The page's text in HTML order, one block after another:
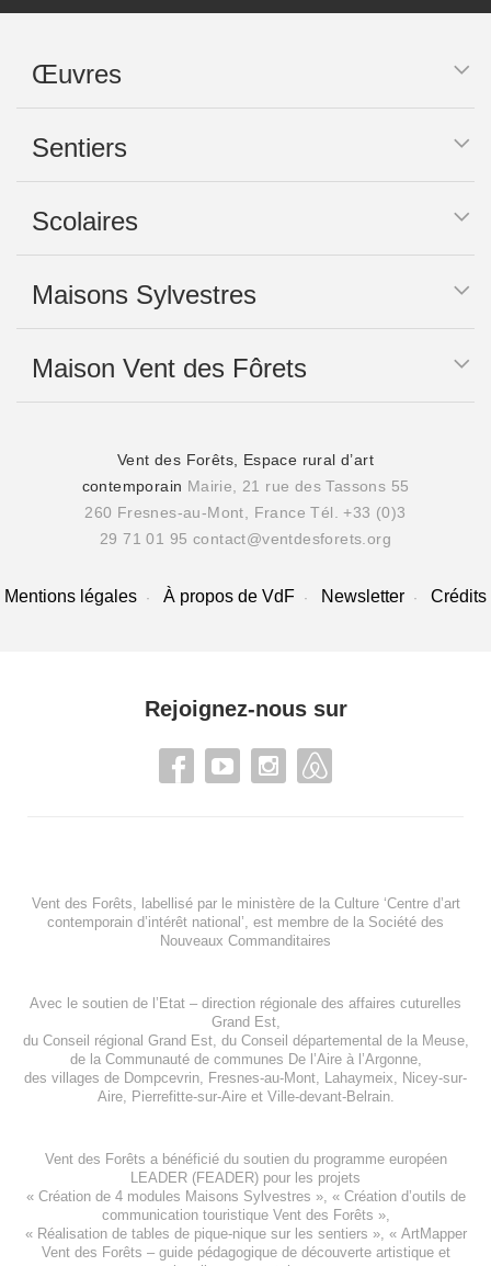
Œuvres
Sentiers
Scolaires
Maisons Sylvestres
Maison Vent des Fôrets
Vent des Forêts, Espace rural d’art
contemporain Mairie, 21 rue des Tassons 55
260 Fresnes-au-Mont, France Tél. +33 (0)3
29 71 01 95 contact@ventdesforets.org
Mentions légales À propos de VdF Newsletter Crédits
Rejoignez-nous sur
Vent des Forêts, labellisé par le ministère de la Culture ‘Centre d’art
contemporain d’intérêt national’, est membre de la Société des
Nouveaux Commanditaires
Avec le soutien de l’ Etat – direction régionale des affaires cuturelles
Grand Est,
du Conseil régional Grand Est, du Conseil départemental de la Meuse,
de la Communauté de communes De l’Aire à l’Argonne,
des villages de Dompcevrin Fresnes-au-Mont Lahaymeix
Nicey-sur-
Aire, Pierrefitte-sur-Aireet Ville-devant-Belrain.
Vent des Forêts a bénéficié du soutien du programme européen
LEADER (FEADER) pour les projets
« Création de 4 modules Maisons Sylvestres », « Création d’outils de
communication touristique Vent des Forêts »,
« Réalisation de tables de pique-nique sur les sentiers », « ArtMapper
Vent des Forêts – guide pédagogique de découverte artistique et